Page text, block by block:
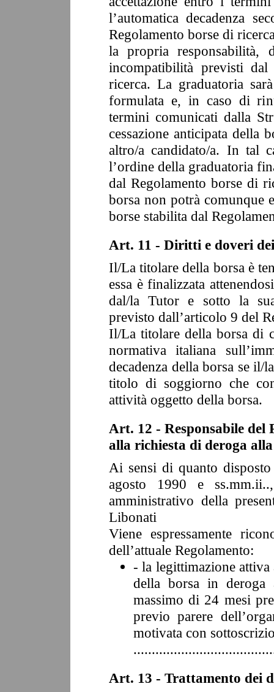
l’automatica decadenza
Regolamento borse di
la propria
incompatibilità previsti
ricerca. La graduatoria
formulata e, in caso di
termini comunicati dalla
cessazione anticipata della
altro/a candidato/a. In tal
l’ordine della graduatoria
dal Regolamento borse di
borsa non potrà comunque
borse stabilita dal
Art. 11 - Diritti e doveri
Il/La titolare della borsa è
essa è finalizzata
dal/la Tutor e sotto la
previsto dall’articolo 9 del
Il/La titolare della borsa di
normativa italiana
decadenza della borsa se il/
titolo di soggiorno che
attività oggetto della borsa.
Art. 12 - Responsabile del
alla richiesta di deroga
Ai sensi di quanto
agosto 1990 e
amministrativo della
Libonati
Viene espressamente
dell’attuale Regolamento:
- la legittimazione
della borsa in
massimo di 24 mesi
previo parere
motivata con
Art. 13 - Trattamento dei